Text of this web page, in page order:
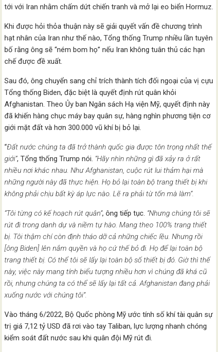
tới với Iran nhằm chấm dứt chiến tranh và mở lại eo biển Hormuz.
Khi được hỏi thỏa thuận này sẽ giải quyết vấn đề chương trình
hạt nhân của Iran như thế nào, Tổng thống Trump nhiều lần tuyên
bố rằng ông sẽ “ném bom họ” nếu Iran không tuân thủ các hạn
chế được đề xuất.
Sau đó, ông chuyển sang chỉ trích thành tích đối ngoại của vị cựu
Tổng thống Biden, đặc biệt là quyết định rút quân khỏi
Afghanistan. Theo Ủy ban Ngân sách Hạ viện Mỹ, quyết định này
đã khiến hàng chục máy bay quân sự, hàng nghìn phương tiện cơ
giới mặt đất và hơn 300.000 vũ khí bị bỏ lại.
“Đất nước chúng ta đã trở thành quốc gia được tôn trọng nhất thế
giới”, Tổng thống Trump nói. “Hãy nhìn những gì đã xảy ra ở rất
nhiều nơi khác nhau. Như Afghanistan, cuộc rút lui thảm hại mà
những người này đã thực hiện. Họ bỏ lại toàn bộ trang thiết bị khi
không phải chịu bất kỳ áp lực nào. Lẽ ra phải từ tốn mà làm”.
“Tôi từng có kế hoạch rút quân”, ông tiếp tục. “Nhưng chúng tôi sẽ
rút đi trong danh dự và niềm tự hào. Mang theo 100% trang thiết
bị. Tôi thậm chí còn định tháo dỡ cả những chiếc lều. Nhưng rồi
[ông Biden] lên nắm quyền và họ cứ thế bỏ đi. Họ để lại toàn bộ
trang thiết bị. Có thể tôi sẽ lấy lại toàn bộ số thiết bị đó. Giờ thì thế
này, việc này mang tính biểu tượng nhiều hơn vì chúng đã khá cũ
rồi, nhưng chúng ta có thể sẽ lấy lại tất cả. Afghanistan đang phải
xuống nước với chúng tôi”.
Vào tháng 6/2022, Bộ Quốc phòng Mỹ ước tính số khí tài quân sự
trị giá 7,12 tỷ USD đã rơi vào tay Taliban, lực lượng nhanh chóng
kiểm soát đất nước sau khi quân đội Mỹ rút đi.